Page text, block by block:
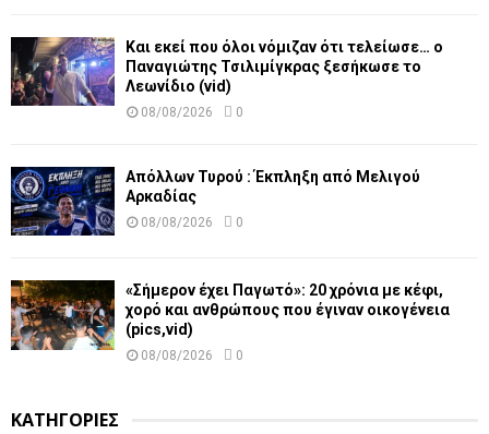
Και εκεί που όλοι νόμιζαν ότι τελείωσε… ο
Παναγιώτης Τσιλιμίγκρας ξεσήκωσε το
Λεωνίδιο (vid)
08/08/2026 0
Απόλλων Τυρού : Έκπληξη από Μελιγού
Αρκαδίας
08/08/2026 0
«Σήμερον έχει Παγωτό»: 20 χρόνια με κέφι,
χορό και ανθρώπους που έγιναν οικογένεια
(pics,vid)
08/08/2026 0
ΚΑΤΗΓΟΡΙΕΣ